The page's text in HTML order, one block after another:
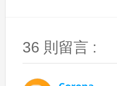
36 則留言 :